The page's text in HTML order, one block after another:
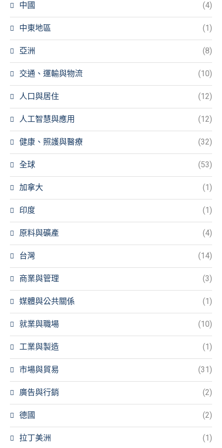
中國 (4)
中東地區 (1)
亞洲 (8)
交通、運輸與物流 (10)
人口與居住 (12)
人工智慧與應用 (12)
健康、照護與醫療 (32)
全球 (53)
加拿大 (1)
印度 (1)
原料與礦產 (4)
台灣 (14)
商業與管理 (3)
媒體與公共關係 (1)
就業與職場 (10)
工業與製造 (1)
市場與貿易 (31)
廣告與行銷 (2)
德國 (2)
拉丁美洲 (1)